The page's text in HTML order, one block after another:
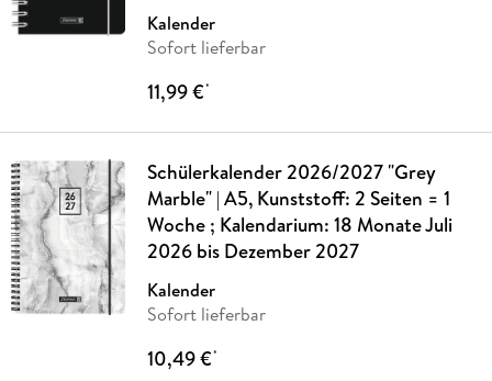
Kalender
Sofort lieferbar
11,99 €*
Schülerkalender 2026/2027 "Grey
Marble" | A5, Kunststoff: 2 Seiten = 1
Woche ; Kalendarium: 18 Monate Juli
2026 bis Dezember 2027
Kalender
Sofort lieferbar
10,49 €*